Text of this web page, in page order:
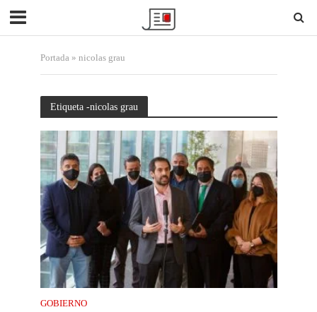
Portada» nicolas grau
Etiqueta -nicolas grau
GOBIERNO